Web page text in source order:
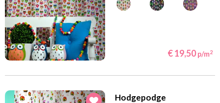
€ 19,50 p/m2
Hodgepodge